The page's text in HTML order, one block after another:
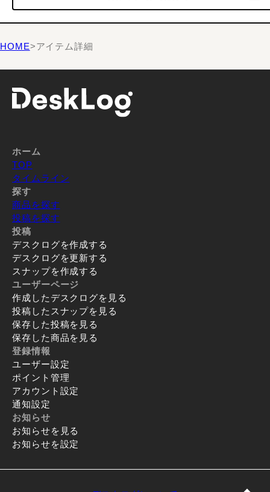
HOME>アイテム詳細
ホーム
TOP
タイムライン
探す
商品を探す
投稿を探す
投稿
デスクログを作成する
デスクログを更新する
スナップを作成する
ユーザーページ
作成したデスクログを見る
投稿したスナップを見る
保存した投稿を見る
保存した商品を見る
登録情報
ユーザー設定
ポイント管理
アカウント設定
通知設定
お知らせ
お知らせを見る
お知らせを設定